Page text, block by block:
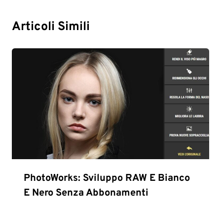
Articoli Simili
PhotoWorks: Sviluppo RAW E Bianco
E Nero Senza Abbonamenti